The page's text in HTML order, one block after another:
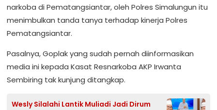
narkoba di Pematangsiantar, oleh Polres Simalungun itu
menimbulkan tanda tanya terhadap kinerja Polres
Pematangsiantar.
Pasalnya, Goplak yang sudah pernah diinformasikan
media ini kepada Kasat Resnarkoba AKP Irwanta
Sembiring tak kunjung ditangkap.
Wesly Silalahi Lantik Muliadi Jadi Dirum